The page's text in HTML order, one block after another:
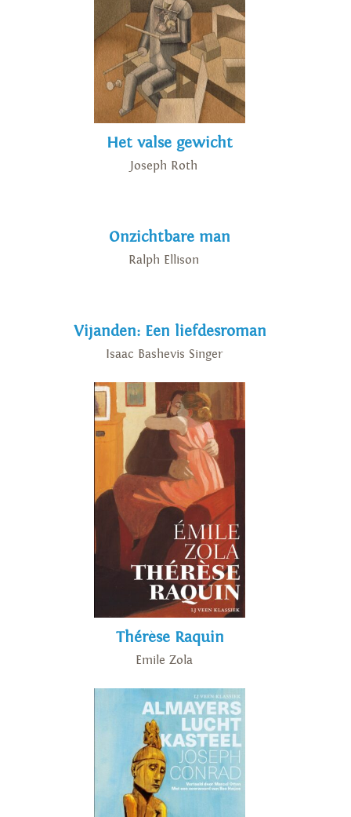
Het valse gewicht
Joseph Roth
Onzichtbare man
Ralph Ellison
Vijanden: Een liefdesroman
Isaac Bashevis Singer
Thérèse Raquin
Emile Zola